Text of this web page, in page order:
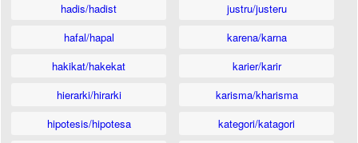
hadis/hadist
hafal/hapal
hakikat/hakekat
hierarki/hirarki
hipotesis/hipotesa
justru/justeru
karena/karna
karier/karir
karisma/kharisma
kategori/katagori